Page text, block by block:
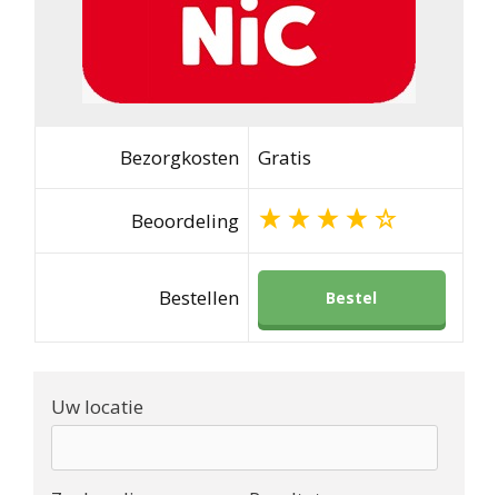
Bezorgkosten Gratis
Beoordeling
Bestellen Bestel
Uw locatie